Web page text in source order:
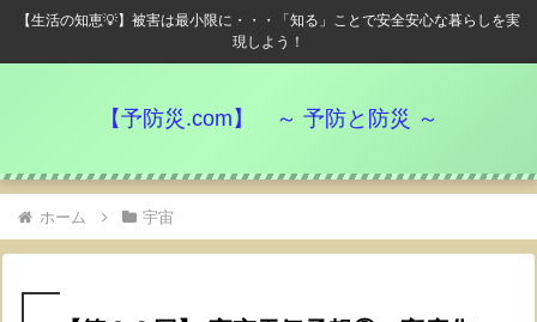
【生活の知恵💡】被害は最小限に・・・「知る」ことで安全安心な暮らしを実
現しよう！
【予防災.com】 ～ 予防と防災 ～
ホーム 宇宙